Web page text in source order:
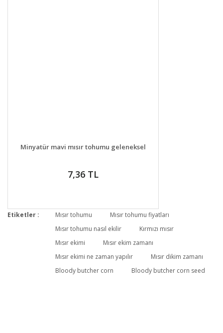
DETAYLAR
Minyatür mavi mısır tohumu geleneksel
7,36 TL
Etiketler : Mısır tohumu
Mısır tohumu fiyatları
Mısır tohumu nasıl ekilir
Kırmızı mısır
Mısır ekimi
Mısır ekim zamanı
Mısır ekimi ne zaman yapılır
Mısır dikim zamanı
Bloody butcher corn
Bloody butcher corn seed